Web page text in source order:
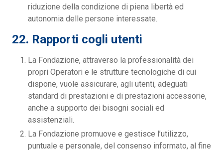
riduzione della condizione di piena libertà ed
autonomia delle persone interessate.
22. Rapporti cogli utenti
La Fondazione, attraverso la professionalità dei
propri Operatori e le strutture tecnologiche di cui
dispone, vuole assicurare, agli utenti, adeguati
standard di prestazioni e di prestazioni accessorie,
anche a supporto dei bisogni sociali ed
assistenziali.
La Fondazione promuove e gestisce l’utilizzo,
puntuale e personale, del consenso informato, al fine